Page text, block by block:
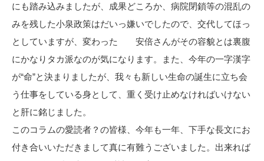
にも踏み込みましたが、成果どころか、病院閉鎖等の混乱の
みを残した小泉政策はだいっ嫌いでしたので、交代してほっ
としていますが、変わった 安倍さんがその容貌とは裏腹
にかなりタカ派なのが気になります。また、今年の一字漢字
が“命”と決まりましたが、我々も新しい生命の誕生に立ち会
う仕事をしている身として、重く受け止めなければいけない
と肝に銘じました。
このコラムの愛読者？の皆様、今年も一年、下手な長文にお
付き合いいただきまして真に有難うございました。出来れば